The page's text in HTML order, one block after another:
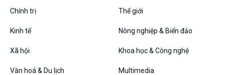
VOV1 đặc biệt
Thanh âm ký sự
Các chương trình đặc biệt
Chính trị Thế giới
Kinh tế Nông nghiệp & Biển đảo
Xã hội Khoa học & Công nghệ
Văn hoá & Du lịch Multimedia